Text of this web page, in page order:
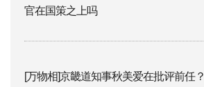
官在国策之上吗
[万物相]京畿道知事秋美爱在批评前任？